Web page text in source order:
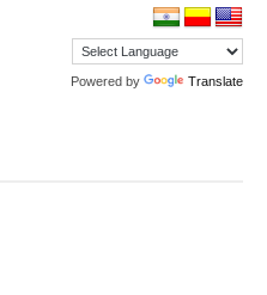
Powered by Translate